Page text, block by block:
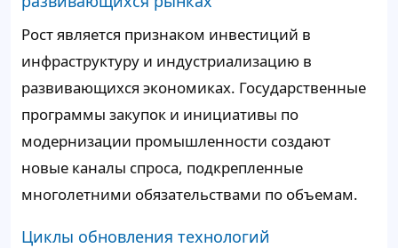
Рост является признаком инвестиций в
инфраструктуру и индустриализацию в
развивающихся экономиках. Государственные
программы закупок и инициативы по
модернизации промышленности создают
новые каналы спроса, подкрепленные
многолетними обязательствами по объемам.
Циклы обновления технологий